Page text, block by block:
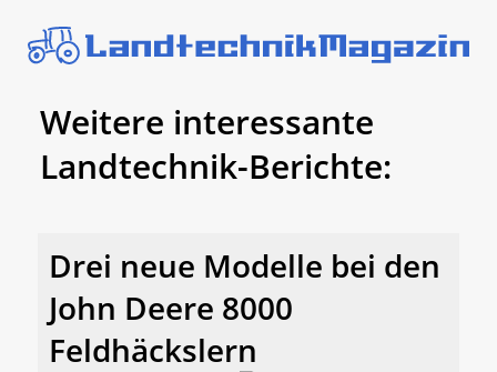
Weitere interessante
Landtechnik-Berichte:
Drei neue Modelle bei den
John Deere 8000
Feldhäckslern